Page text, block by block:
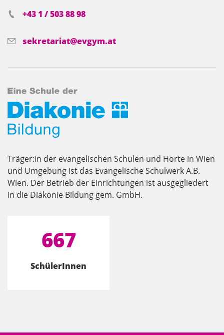
+43 1 / 503 88 98
sekretariat@evgym.at
Träger:in der evangelischen Schulen und Horte in Wien
und Umgebung ist das Evangelische Schulwerk A.B.
Wien. Der Betrieb der Einrichtungen ist ausgegliedert
in die Diakonie Bildung gem. GmbH.
667
SchülerInnen